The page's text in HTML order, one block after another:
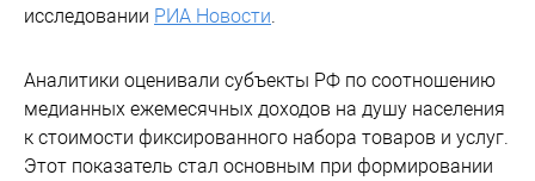
исследовании РИА Новости
Аналитики оценивали субъекты РФ по соотношению
медианных ежемесячных доходов на душу населения
к стоимости фиксированного набора товаров и услуг.
Этот показатель стал основным при формировании